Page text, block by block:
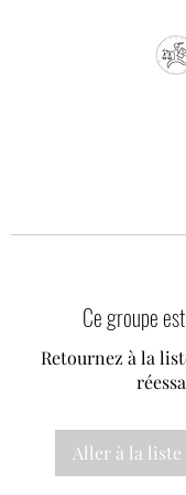
Ce groupe
Retournez à la
Aller à la liste